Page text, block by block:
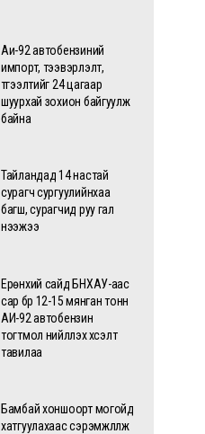
Аи-92 автобензиний
импорт, тээвэрлэлт,
түгээлтийг 24 цагаар
шуурхай зохион байгуулж
байна
Тайландад 14 настай
сурагч сургуулийнхаа
багш, сурагчид руу гал
нээжээ
Ерөнхий сайд БНХАУ-аас
сар бүр 12-15 мянган тонн
АИ-92 автобензин
тогтмол нийлүүлэх хүсэлт
тавилаа
Бамбай хоншоорт могойд
хатгуулахаас сэрэмжлүүлж